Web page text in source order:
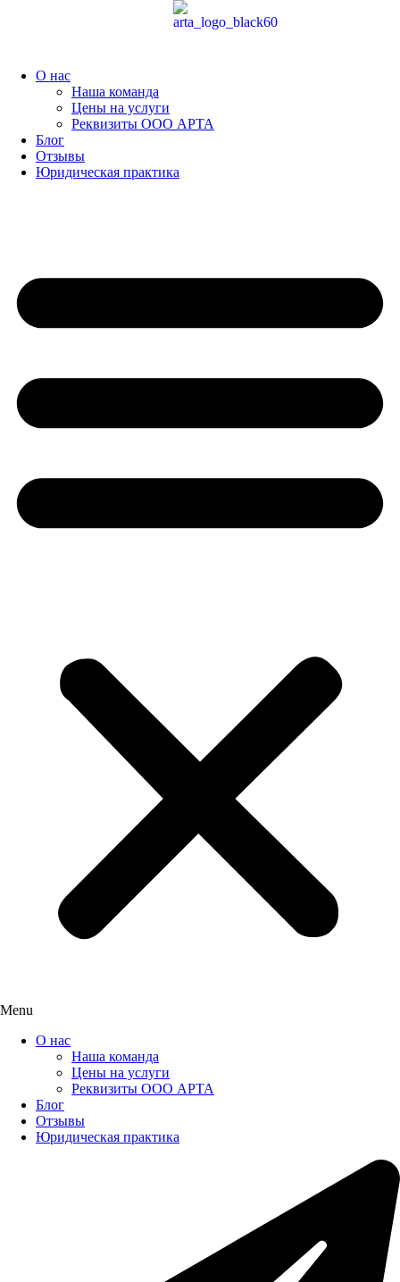
О нас
Наша команда
Цены на услуги
Реквизиты ООО АРТА
Блог
Отзывы
Юридическая практика
Menu
О нас
Наша команда
Цены на услуги
Реквизиты ООО АРТА
Блог
Отзывы
Юридическая практика